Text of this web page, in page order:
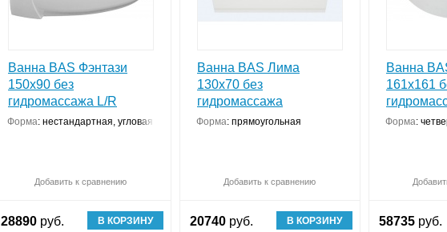
Обновляю список
Ванна BAS Фэнтази
150х90 без
гидромассажа L/R
Форма: нестандартная, угловая конструкция
Добавить к сравнению Обновляю список
28890 руб. В КОРЗИНУ
Ванна BAS Лима
130х70 без
гидромассажа
Форма: прямоугольная
Добавить к сравнению Обновляю
20740 руб. В КОРЗИНУ
Ванна
161x161
Форма:
58735 руб.